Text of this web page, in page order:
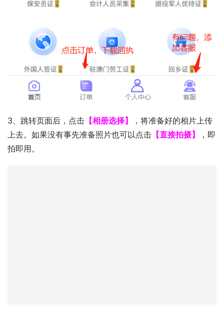
3、跳转页面后，点击 【相册选择】
，将准备好的相片上传
上去。如果没有事先准备照片也可以点击 【直接拍摄】
，即
拍即用。